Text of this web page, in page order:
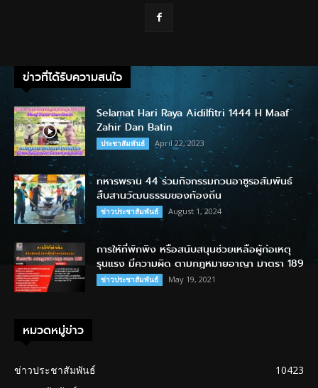
ข่าวที่ได้รับความสนใจ
Selamat Hari Raya Aidilfitri 1444 H Maaf
Zahir Dan Batin
ประชาสัมพันธ์ April 22, 2023
ทหารพราน 44 ร่วมกิจกรรมกวนอาซูรอสัมพันธ์
สืบสานวัฒนธรรมของท้องถิ่น
ข่าวประชาสัมพันธ์ August 1, 2024
การให้ที่พักพิง หรือสนับสนุนช่วยเหลือผู้ก่อเหตุ
รุนแรง มีความผิด ตามกฎหมายอาญา มาตรา 189
ข่าวประชาสัมพันธ์ May 19, 2021
หมวดหมู่ข่าว
ข่าวประชาสัมพันธ์
10423